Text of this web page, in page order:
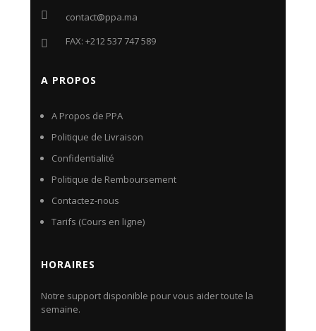
contact@ppa.ma
FAX: +212 537 747 589
A PROPOS
A Propos de PPA
Politique de Livraison
Confidentialité
Politique de Remboursement
Contactez-nous
Tarifs (Cours en ligne)
HORAIRES
Notre support disponible pour vous aider toute la
semaine.